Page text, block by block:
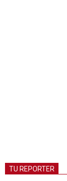
TU REPORTER